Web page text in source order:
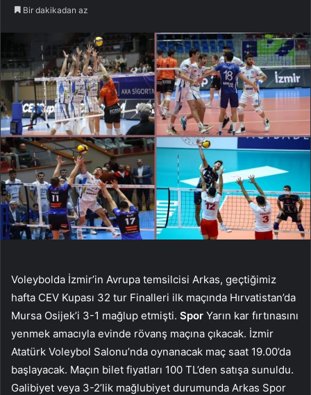
Bir dakikadan az
Voleybolda İzmir’in Avrupa temsilcisi Arkas, geçtiğimiz
hafta CEV Kupası 32 tur Finalleri ilk maçında Hırvatistan’da
Mursa Osijek’i 3-1 mağlup etmişti. Spor Yarın kar fırtınasını
yenmek amacıyla evinde rövanş maçına çıkacak. İzmir
Atatürk Voleybol Salonu’nda oynanacak maç saat 19.00’da
başlayacak. Maçın bilet fiyatları 100 TL’den satışa sunuldu.
Galibiyet veya 3-2’lik mağlubiyet durumunda Arkas Spor